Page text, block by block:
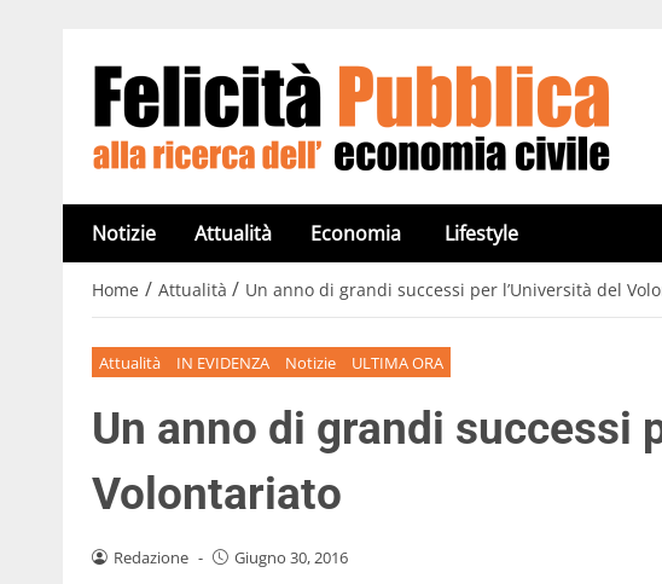
Notizie Attualità Economia Lifestyle
Home / Attualità / Un anno di grandi successi per l’Università del
Attualità IN EVIDENZA Notizie ULTIMA ORA
Un anno di grandi successi
Volontariato
Redazione - Giugno 30, 2016